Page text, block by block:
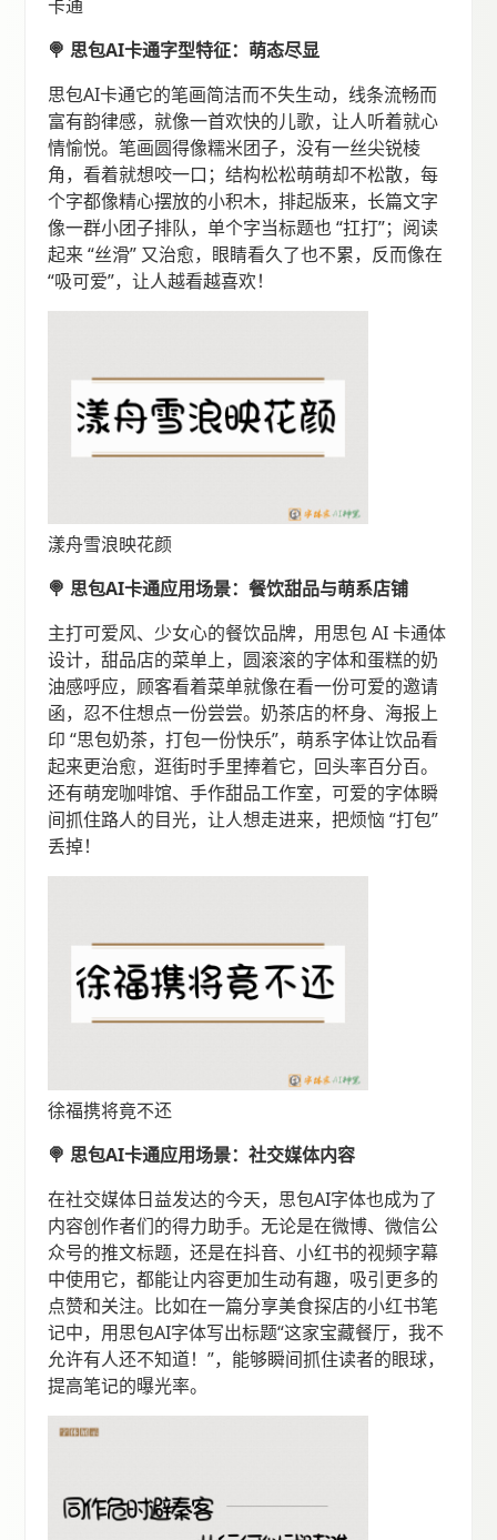
卡通
🍭 思包AI卡通字型特征：萌态尽显
思包AI卡通它的笔画简洁而不失生动，线条流畅而
富有韵律感，就像一首欢快的儿歌，让人听着就心
情愉悦。笔画圆得像糯米团子，没有一丝尖锐棱
角，看着就想咬一口；结构松松萌萌却不松散，每
个字都像精心摆放的小积木，排起版来，长篇文字
像一群小团子排队，单个字当标题也 “扛打”；阅读
起来 “丝滑” 又治愈，眼睛看久了也不累，反而像在
“吸可爱”，让人越看越喜欢！
漾舟雪浪映花颜
🍭 思包AI卡通应用场景：餐饮甜品与萌系店铺
主打可爱风、少女心的餐饮品牌，用思包 AI 卡通体
设计，甜品店的菜单上，圆滚滚的字体和蛋糕的奶
油感呼应，顾客看着菜单就像在看一份可爱的邀请
函，忍不住想点一份尝尝。奶茶店的杯身、海报上
印 “思包奶茶，打包一份快乐”，萌系字体让饮品看
起来更治愈，逛街时手里捧着它，回头率百分百。
还有萌宠咖啡馆、手作甜品工作室，可爱的字体瞬
间抓住路人的目光，让人想走进来，把烦恼 “打包”
丢掉！
徐福携将竟不还
🍭 思包AI卡通应用场景：社交媒体内容
在社交媒体日益发达的今天，思包AI字体也成为了
内容创作者们的得力助手。无论是在微博、微信公
众号的推文标题，还是在抖音、小红书的视频字幕
中使用它，都能让内容更加生动有趣，吸引更多的
点赞和关注。比如在一篇分享美食探店的小红书笔
记中，用思包AI字体写出标题“这家宝藏餐厅，我不
允许有人还不知道！”，能够瞬间抓住读者的眼球，
提高笔记的曝光率。